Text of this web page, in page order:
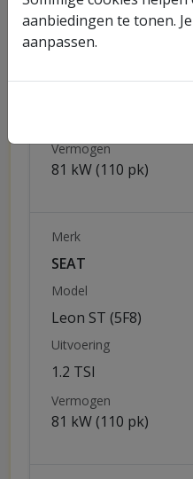
aanbiedingen te tonen.
aanpassen.
SEAT
Model
Vermogen
81 kW (110 pk)
Merk
SEAT
Model
Leon ST (5F8)
Uitvoering
1.2 TSI
Vermogen
81 kW (110 pk)